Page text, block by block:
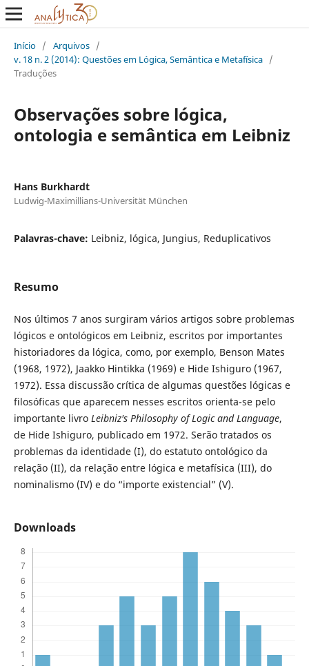
Início / Arquivos /
v. 18 n. 2 (2014): Questões em Lógica, Semântica e Metafísica /
Traduções
Observações sobre lógica,
ontologia e semântica em Leibniz
Hans Burkhardt
Ludwig-Maximillians-Universität München
Palavras-chave: Leibniz, lógica, Jungius, Reduplicativos
Resumo
Nos últimos 7 anos surgiram vários artigos sobre problemas
lógicos e ontológicos em Leibniz, escritos por importantes
historiadores da lógica, como, por exemplo, Benson Mates
(1968, 1972), Jaakko Hintikka (1969) e Hide Ishiguro (1967,
1972). Essa discussão crítica de algumas questões lógicas e
filosóficas que aparecem nesses escritos orienta-se pelo
importante livro Leibniz's Philosophy of Logic and Language,
de Hide Ishiguro, publicado em 1972. Serão tratados os
problemas da identidade (I), do estatuto ontológico da
relação (II), da relação entre lógica e metafísica (III), do
nominalismo (IV) e do “importe existencial” (V).
Downloads